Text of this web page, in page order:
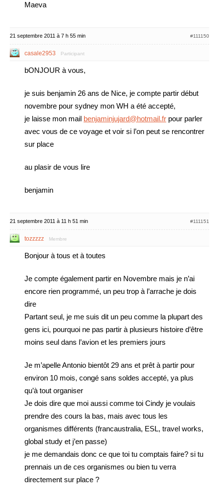
Maeva
21 septembre 2011 à 7 h 55 min #111150
casale2953 Participant
bONJOUR à vous,
je suis benjamin 26 ans de Nice, je compte partir début
novembre pour sydney mon WH a été accepté,
je laisse mon mail benjaminjujard@hotmail.fr pour parler
avec vous de ce voyage et voir si l’on peut se rencontrer
sur place
au plasir de vous lire
benjamin
21 septembre 2011 à 11 h 51 min #111151
tozzzzz Membre
Bonjour à tous et à toutes
Je compte également partir en Novembre mais je n’ai
encore rien programmé, un peu trop à l’arrache je dois
dire
Partant seul, je me suis dit un peu comme la plupart des
gens ici, pourquoi ne pas partir à plusieurs histoire d’être
moins seul dans l’avion et les premiers jours
Je m’apelle Antonio bientôt 29 ans et prêt à partir pour
environ 10 mois, congé sans soldes accepté, ya plus
qu’à tout organiser
Je dois dire que moi aussi comme toi Cindy je voulais
prendre des cours la bas, mais avec tous les
organismes différents (francaustralia, ESL, travel works,
global study et j’en passe)
je me demandais donc ce que toi tu comptais faire? si tu
prennais un de ces organismes ou bien tu verra
directement sur place ?